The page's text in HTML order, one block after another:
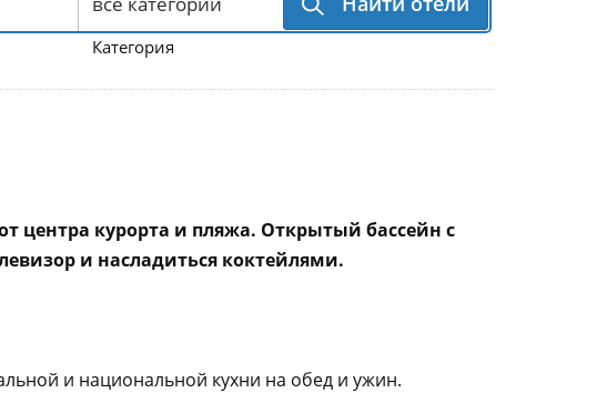
Категория
центра курорта и пляжа. Открытый бассейн с
и насладиться коктейлями.
и национальной кухни на обед и ужин.